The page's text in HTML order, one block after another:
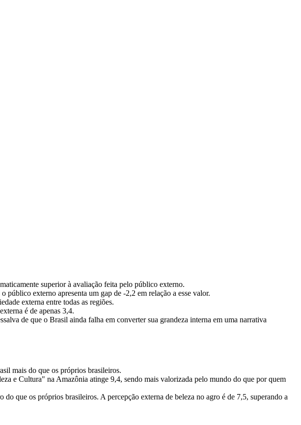
superior à avaliação feita pelo público externo.
externo apresenta um gap de -2,2 em relação a esse valor.
externa entre todas as regiões.
é de apenas 3,4.
de que o Brasil ainda falha em converter sua grandeza interna em uma narrativa
mais do que os próprios brasileiros.
e Cultura" na Amazônia atinge 9,4, sendo mais valorizada pelo mundo do que por quem
que os próprios brasileiros. A percepção externa de beleza no agro é de 7,5, superando a